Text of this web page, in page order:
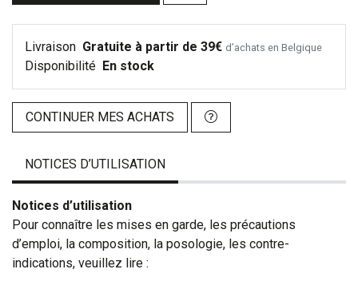
Livraison Gratuite à partir de 39€ d’achats en Belgique
Disponibilité En stock
CONTINUER MES ACHATS
NOTICES D’UTILISATION
Notices d’utilisation
Pour connaître les mises en garde, les précautions
d’emploi, la composition, la posologie, les contre-
indications, veuillez lire :